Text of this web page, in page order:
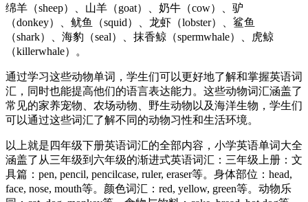
绵羊（sheep）、山羊（goat）、奶牛（cow）、驴
（donkey）、鱿鱼（squid）、龙虾（lobster）、鲨鱼
（shark）、海豹（seal）、抹香鲸（spermwhale）、虎鲸
（killerwhale）。
通过学习这些动物单词，学生们可以更好地了解和掌握英语词
汇，同时也能提高他们的语言表达能力。这些动物词汇涵盖了
常见的家养宠物、农场动物、野生动物以及海洋生物，学生们
可以通过这些词汇了解不同的动物习性和生活环境。
以上就是四年级下册英语词汇的全部内容，小学英语单词大全
涵盖了从三年级到六年级的渐进式英语词汇：三年级上册：文
具篇：pen, pencil, pencilcase, ruler, eraser等。身体部位：head,
face, nose, mouth等。颜色词汇：red, yellow, green等。动物乐